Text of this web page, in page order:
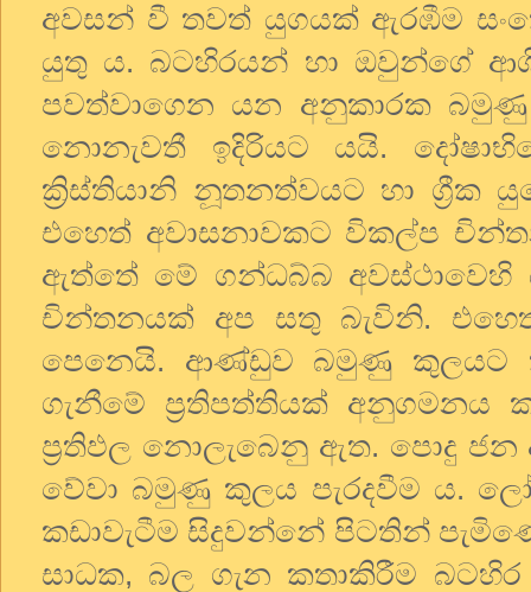
අවසන් වී තවත් යුගයක් ඇරඹීම
යුතු ය. බටහිරයන් හා ඔවුන්ගේ
පවත්වාගෙන යන අනුකාරක
නොනැවතී ඉදිරියට යයි.
ක්‍රිස්තියානි නූතනත්වයට හා ග්‍රීක
එහෙත් අවාසනාවකට විකල්ප
ඇත්තේ මේ ගන්ධබ්බ
චින්තනයක් අප සතු බැවිනි.
පෙනෙයි. ආණ්ඩුව බමුණු කුලයට
ගැනීමේ ප්‍රතිපත්තියක් අනුගමනය
ප්‍රතිඵල නොලැබෙනු ඇත. පොදු ජන
වේවා බමුණු කුලය පැරදවීම ය.
කඩාවැටීම සිදුවන්නේ පිටතින්
සාධක, බල ගැන කතාකිරීම